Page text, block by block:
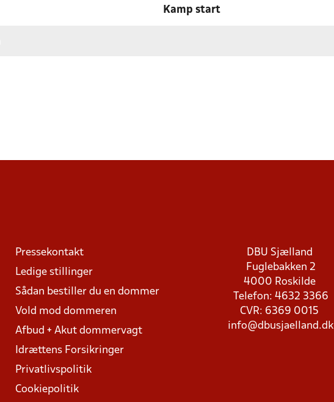
Kamp start
Pressekontakt
Ledige stillinger
Sådan bestiller du en dommer
Vold mod dommeren
Afbud + Akut dommervagt
Idrættens Forsikringer
Privatlivspolitik
Cookiepolitik
DBU Sjælland
Fuglebakken 2
4000 Roskilde
Telefon: 4632 3366
CVR: 6369 0015
info@dbusjaelland.dk